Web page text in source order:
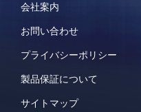
会社案内
お問い合わせ
プライバシーポリシー
製品保証について
サイトマップ